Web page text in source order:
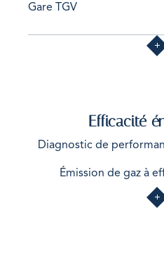
Gare TGV
Efficacité
Diagnostic de
Émission de gaz à